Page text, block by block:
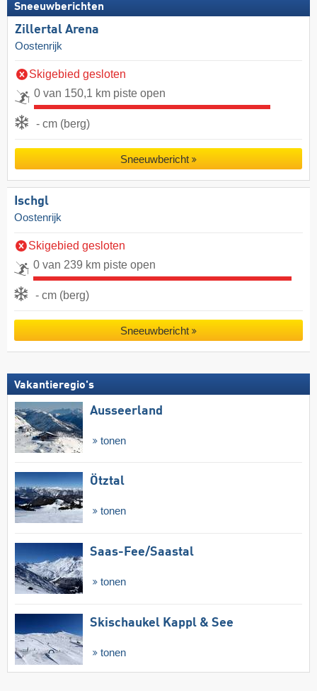
Sneeuwberichten
Zillertal Arena
Oostenrijk
Skigebied gesloten
0 van 150,1 km piste open
- cm (berg)
Sneeuwbericht
Ischgl
Oostenrijk
Skigebied gesloten
0 van 239 km piste open
- cm (berg)
Sneeuwbericht
Vakantieregio's
Ausseerland
tonen
Ötztal
tonen
Saas-Fee/​Saastal
tonen
Skischaukel Kappl & See
tonen